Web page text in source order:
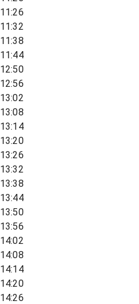
11:26
11:32
11:38
11:44
12:50
12:56
13:02
13:08
13:14
13:20
13:26
13:32
13:38
13:44
13:50
13:56
14:02
14:08
14:14
14:20
14:26